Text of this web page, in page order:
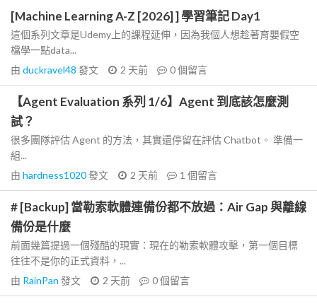
[Machine Learning A-Z [2026] ] 學習筆記 Day1
這個系列文章是Udemy上的課程延伸，因為我個人想趁著育嬰假空
檔學一點data...
由 duckravel48 發文 2 天前 0個留言
【Agent Evaluation 系列 1/6】Agent 到底該怎麼測
試？
很多團隊評估 Agent 的方法，其實還停留在評估 Chatbot。 準備一
組...
由 hardness1020發文 2 天前 1 個留言
# [Backup] 當勒索軟體連備份都不放過：Air Gap 與離線
備份是什麼
前面幾篇提過一個殘酷的現實：現在的勒索軟體攻擊，第一個目標
往往不是你的正式資料，...
由 RainPan 發文 2 天前 0個留言